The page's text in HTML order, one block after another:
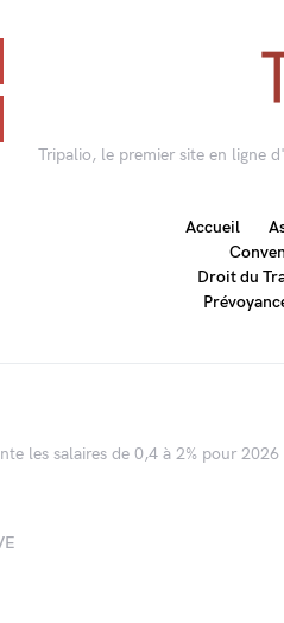
Tripalio, le premier site en ligne
Accueil
Droit du
les salaires de 0,4 à 2% pour 2026